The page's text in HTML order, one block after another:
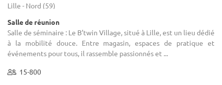
Lille - Nord (59)
Salle de réunion
Salle de séminaire : Le B’twin Village, situé à Lille, est un lieu dédié
à la mobilité douce. Entre magasin, espaces de pratique et
événements pour tous, il rassemble passionnés et ...
15-800